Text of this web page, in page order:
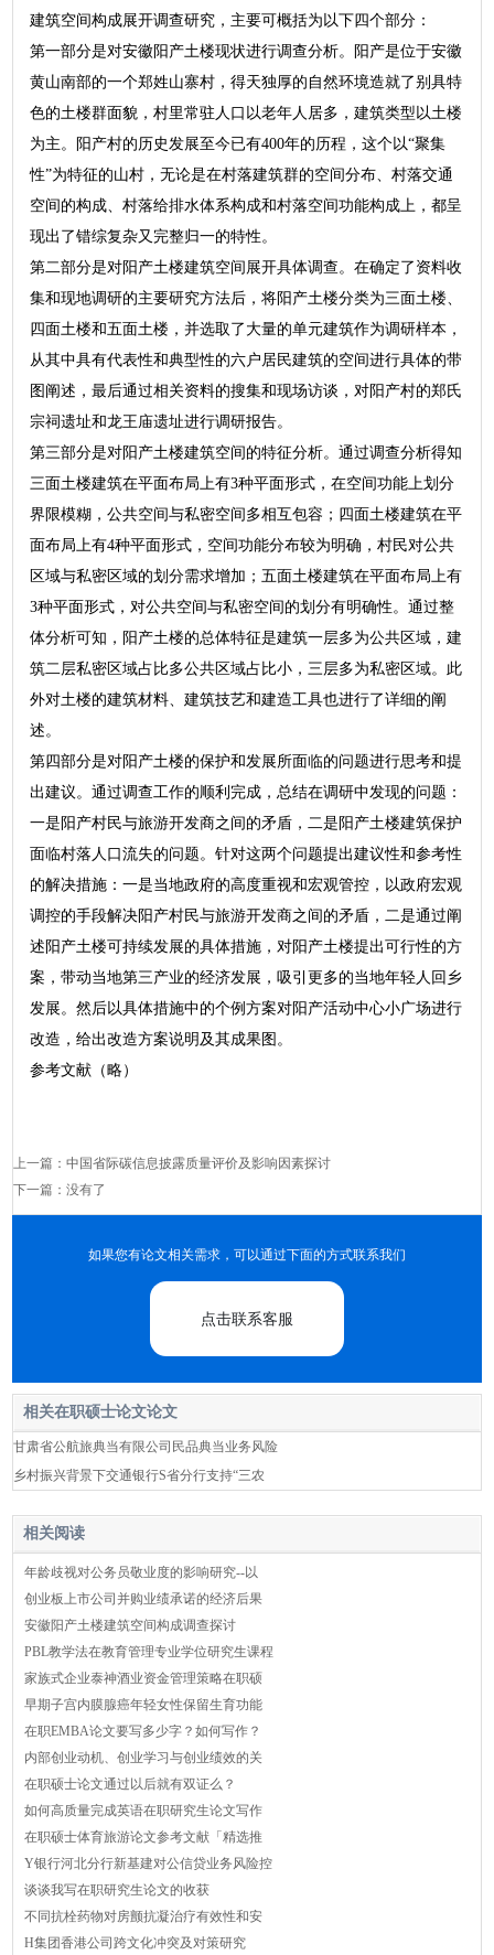
建筑空间构成展开调查研究，主要可概括为以下四个部分：
第一部分是对安徽阳产土楼现状进行调查分析。阳产是位于安徽
黄山南部的一个郑姓山寨村，得天独厚的自然环境造就了别具特
色的土楼群面貌，村里常驻人口以老年人居多，建筑类型以土楼
为主。阳产村的历史发展至今已有400年的历程，这个以“聚集
性”为特征的山村，无论是在村落建筑群的空间分布、村落交通
空间的构成、村落给排水体系构成和村落空间功能构成上，都呈
现出了错综复杂又完整归一的特性。
第二部分是对阳产土楼建筑空间展开具体调查。在确定了资料收
集和现地调研的主要研究方法后，将阳产土楼分类为三面土楼、
四面土楼和五面土楼，并选取了大量的单元建筑作为调研样本，
从其中具有代表性和典型性的六户居民建筑的空间进行具体的带
图阐述，最后通过相关资料的搜集和现场访谈，对阳产村的郑氏
宗祠遗址和龙王庙遗址进行调研报告。
第三部分是对阳产土楼建筑空间的特征分析。通过调查分析得知
三面土楼建筑在平面布局上有3种平面形式，在空间功能上划分
界限模糊，公共空间与私密空间多相互包容；四面土楼建筑在平
面布局上有4种平面形式，空间功能分布较为明确，村民对公共
区域与私密区域的划分需求增加；五面土楼建筑在平面布局上有
3种平面形式，对公共空间与私密空间的划分有明确性。通过整
体分析可知，阳产土楼的总体特征是建筑一层多为公共区域，建
筑二层私密区域占比多公共区域占比小，三层多为私密区域。此
外对土楼的建筑材料、建筑技艺和建造工具也进行了详细的阐
述。
第四部分是对阳产土楼的保护和发展所面临的问题进行思考和提
出建议。通过调查工作的顺利完成，总结在调研中发现的问题：
一是阳产村民与旅游开发商之间的矛盾，二是阳产土楼建筑保护
面临村落人口流失的问题。针对这两个问题提出建议性和参考性
的解决措施：一是当地政府的高度重视和宏观管控，以政府宏观
调控的手段解决阳产村民与旅游开发商之间的矛盾，二是通过阐
述阳产土楼可持续发展的具体措施，对阳产土楼提出可行性的方
案，带动当地第三产业的经济发展，吸引更多的当地年轻人回乡
发展。然后以具体措施中的个例方案对阳产活动中心小广场进行
改造，给出改造方案说明及其成果图。
参考文献（略）
上一篇：中国省际碳信息披露质量评价及影响因素探讨
下一篇：没有了
如果您有论文相关需求，可以通过下面的方式联系我们
点击联系客服
相关在职硕士论文论文
甘肃省公航旅典当有限公司民品典当业务风险
乡村振兴背景下交通银行S省分行支持“三农
相关阅读
年龄歧视对公务员敬业度的影响研究--以
创业板上市公司并购业绩承诺的经济后果
安徽阳产土楼建筑空间构成调查探讨
PBL教学法在教育管理专业学位研究生课程
家族式企业泰神酒业资金管理策略在职硕
早期子宫内膜腺癌年轻女性保留生育功能
在职EMBA论文要写多少字？如何写作？
内部创业动机、创业学习与创业绩效的关
在职硕士论文通过以后就有双证么？
如何高质量完成英语在职研究生论文写作
在职硕士体育旅游论文参考文献「精选推
Y银行河北分行新基建对公信贷业务风险控
谈谈我写在职研究生论文的收获
不同抗栓药物对房颤抗凝治疗有效性和安
H集团香港公司跨文化冲突及对策研究